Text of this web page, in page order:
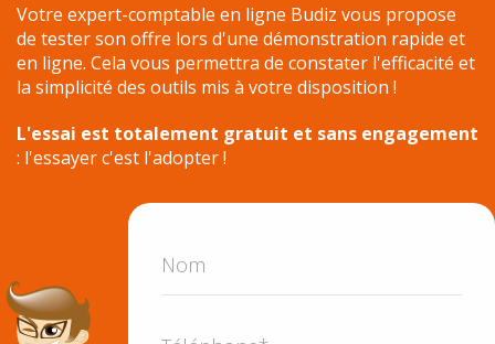
Votre expert-comptable en ligne Budiz vous propose
de tester son offre lors d'une démonstration rapide et
en ligne. Cela vous permettra de constater l'efficacité et
la simplicité des outils mis à votre disposition !
L'essai est totalement gratuit et sans engagement
: l'essayer c'est l'adopter !